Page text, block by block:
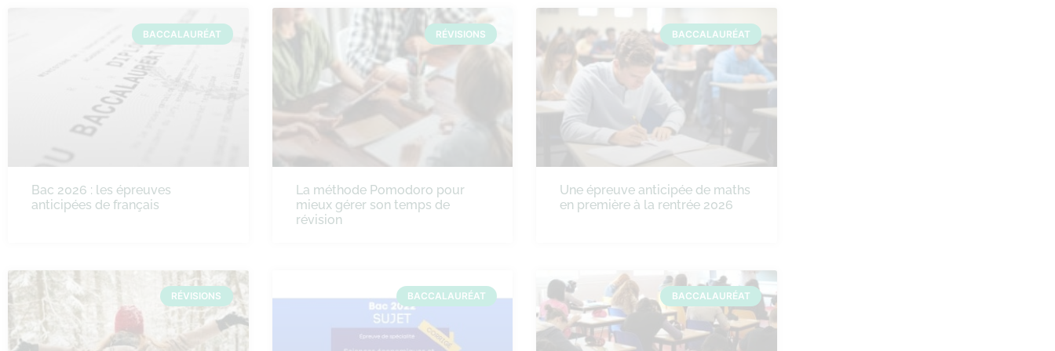
BACCALAURÉAT
Bac 2026 : les épreuves
anticipées de français
RÉVISIONS
La méthode Pomodoro pour
mieux gérer son temps de
révision
BACCALAURÉAT
Une épreuve anticipée de maths
en première à la rentrée 2026
RÉVISIONS BACCALAURÉAT BACCALAURÉAT